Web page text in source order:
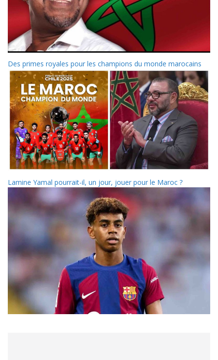
Des primes royales pour les champions du monde marocains
Lamine Yamal pourrait-il, un jour, jouer pour le Maroc ?